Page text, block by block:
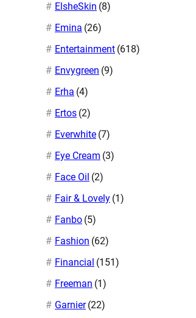
ElsheSkin (8)
Emina (26)
Entertainment (618)
Envygreen (9)
Erha (4)
Ertos (2)
Everwhite (7)
Eye Cream (3)
Face Oil (2)
Fair & Lovely (1)
Fanbo (5)
Fashion (62)
Financial (151)
Freeman (1)
Garnier (22)